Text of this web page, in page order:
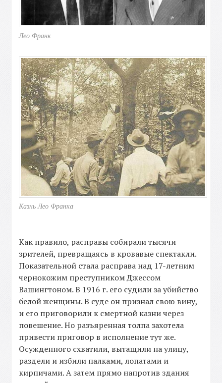
Лео Франк
Казнь Лео Франка
Как правило, расправы собирали тысячи
зрителей, превращаясь в кровавые спектакли.
Показательной стала расправа над 17-летним
чернокожим преступником Джессом
Вашингтоном. В 1916 г. его судили за убийство
белой женщины. В суде он признал свою вину,
и его приговорили к смертной казни через
повешение. Но разъяренная толпа захотела
привести приговор в исполнение тут же.
Осужденного схватили, вытащили на улицу,
раздели и избили палками, лопатами и
кирпичами. А затем прямо напротив здания